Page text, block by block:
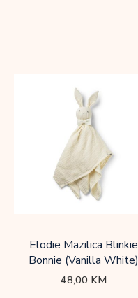
Elodie Mazilica Blinkie
Bonnie (Vanilla White)
48,00 KM